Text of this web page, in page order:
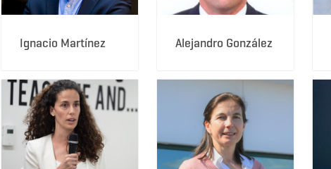
Ignacio Martínez Alejandro González